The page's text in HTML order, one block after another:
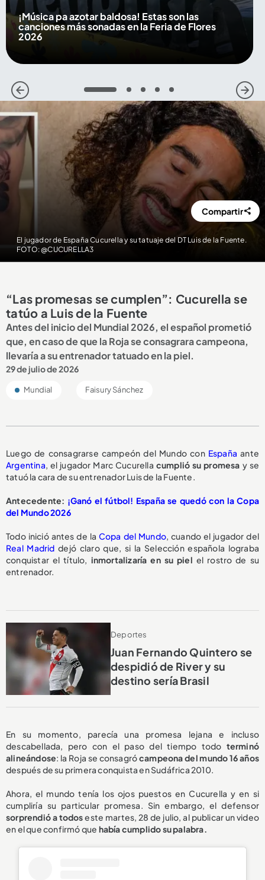
¡Música pa azotar baldosa! Estas son las
canciones más sonadas en la Feria de Flores
2026
1 2 3 4 5
El jugador de España Cucurella y su tatuaje del DT Luis de la Fuente.
FOTO: @CUCURELLA3
Compartir
“Las promesas se cumplen”: Cucurella se
tatúo a Luis de la Fuente
Antes del inicio del Mundial 2026, el español prometió
que, en caso de que la Roja se consagrara campeona,
llevaría a su entrenador tatuado en la piel.
29 de julio de 2026
Mundial Faisury Sánchez
Luego de consagrarse campeón del Mundo con España ante
Argentina, el jugador Marc Cucurella cumplió su promesa y se
tatuó la cara de su entrenador Luis de la Fuente.
Antecedente: ¡Ganó el fútbol! España se quedó con la Copa
del Mundo 2026
Todo inició antes de la Copa del Mundo, cuando el jugador del
Real Madriddejó claro que, si la Selección española lograba
conquistar el título, inmortalizaría en su piel el rostro de su
entrenador.
Deportes
Juan Fernando Quintero se
despidió de River y su
destino sería Brasil
En su momento, parecía una promesa lejana e incluso
descabellada, pero con el paso del tiempo todo terminó
alineándose: la Roja se consagrócampeona del mundo 16 años
después de su primera conquista en Sudáfrica 2010.
Ahora, el mundo tenía los ojos puestos en Cucurella y en si
cumpliría su particular promesa. Sin embargo, el defensor
sorprendió a todoseste martes, 28 de julio, al publicar un video
en el que confirmó que había cumplido su palabra.